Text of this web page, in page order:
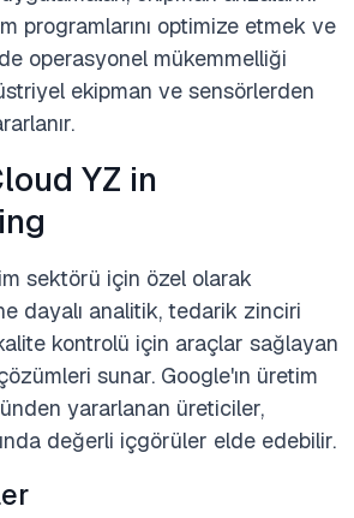
programlarını optimize etmek ve
operasyonel mükemmelliği
ekipman ve sensörlerden
YZ in
sektörü için özel olarak
dayalı analitik, tedarik zinciri
kontrolü için araçlar sağlayan
sunar. Google'ın üretim
yararlanan üreticiler,
değerli içgörüler elde edebilir.